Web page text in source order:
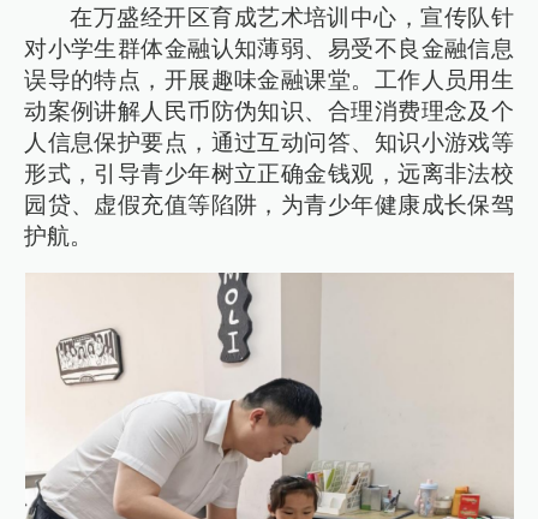
在万盛经开区育成艺术培训中心，宣传队针
对小学生群体金融认知薄弱、易受不良金融信息
误导的特点，开展趣味金融课堂。工作人员用生
动案例讲解人民币防伪知识、合理消费理念及个
人信息保护要点，通过互动问答、知识小游戏等
形式，引导青少年树立正确金钱观，远离非法校
园贷、虚假充值等陷阱，为青少年健康成长保驾
护航。